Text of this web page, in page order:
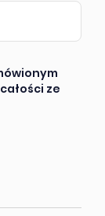
ze